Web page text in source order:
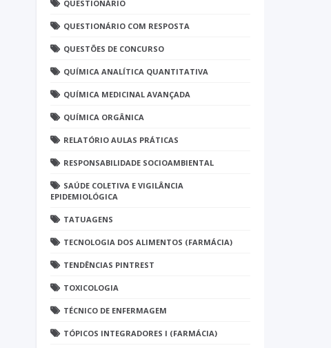
QUESTIONÁRIO
QUESTIONÁRIO COM RESPOSTA
QUESTÕES DE CONCURSO
QUÍMICA ANALÍTICA QUANTITATIVA
QUÍMICA MEDICINAL AVANÇADA
QUÍMICA ORGÂNICA
RELATÓRIO AULAS PRÁTICAS
RESPONSABILIDADE SOCIOAMBIENTAL
SAÚDE COLETIVA E VIGILÂNCIA
EPIDEMIOLÓGICA
TATUAGENS
TECNOLOGIA DOS ALIMENTOS (FARMÁCIA)
TENDÊNCIAS PINTREST
TOXICOLOGIA
TÉCNICO DE ENFERMAGEM
TÓPICOS INTEGRADORES I (FARMÁCIA)